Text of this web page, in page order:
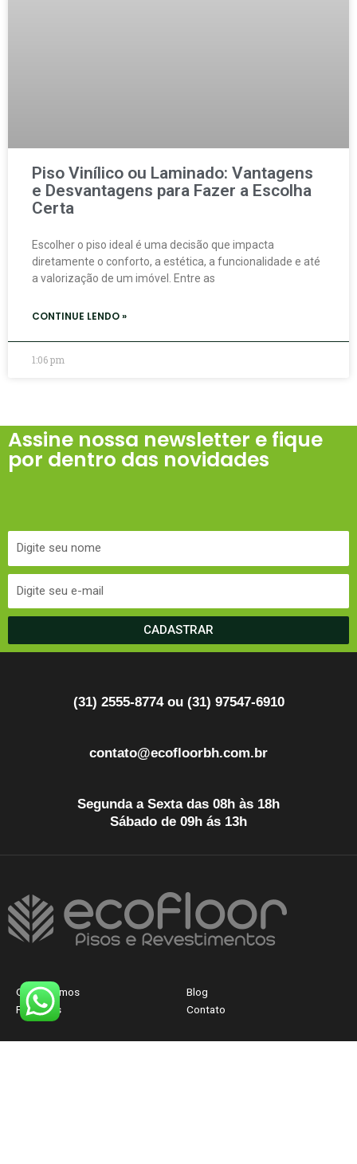
Piso Vinílico ou Laminado: Vantagens
e Desvantagens para Fazer a Escolha
Certa
Escolher o piso ideal é uma decisão que impacta
diretamente o conforto, a estética, a funcionalidade e até
a valorização de um imóvel. Entre as
CONTINUE LENDO »
1:06 pm
Assine nossa newsletter e fique
por dentro das novidades
CADASTRAR
(31) 2555-8774 ou (31) 97547-6910
contato@ecofloorbh.com.br
Segunda a Sexta das 08h às 18h
Sábado de 09h ás 13h
Quem Somos
Produtos
Blog
Contato